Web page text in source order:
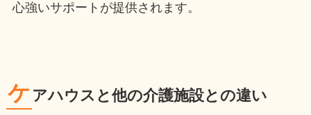
心強いサポートが提供されます。
ケ アハウスと他の介護施設との違い